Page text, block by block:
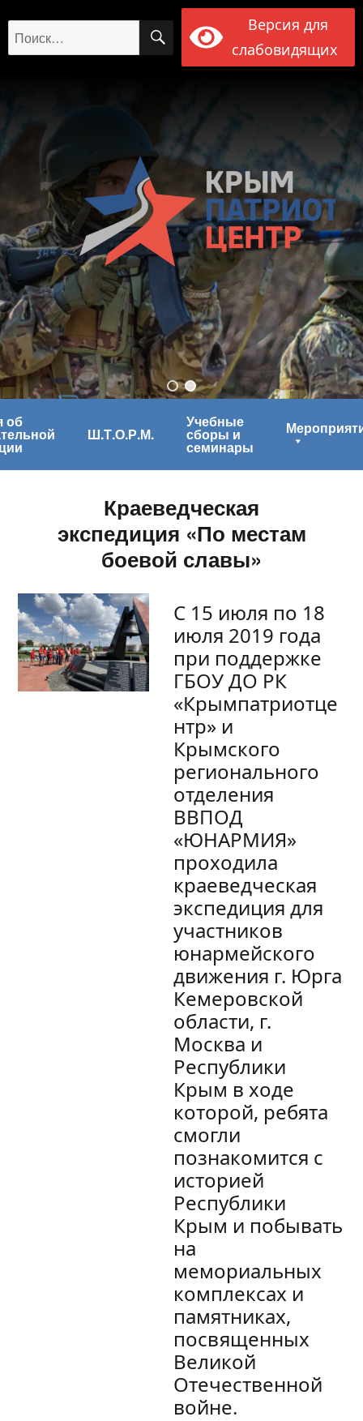
Искать: ПОИСК
Версия для
слабовидящих
об
Ш.Т.О.Р.М.
Учебные
сборы и
семинары
Краеведческая
экспедиция «По местам
боевой славы»
С 15 июля по 18
июля 2019 года
при поддержке
ГБОУ ДО РК
«Крымпатриотце
нтр» и
Крымского
регионального
отделения
ВВПОД
«ЮНАРМИЯ»
проходила
краеведческая
экспедиция для
участников
юнармейского
движения г. Юрга
Кемеровской
области, г.
Москва и
Республики
Крым в ходе
которой, ребята
смогли
познакомится с
историей
Республики
Крым и побывать
на
мемориальных
комплексах и
памятниках,
посвященных
Великой
Отечественной
войне.